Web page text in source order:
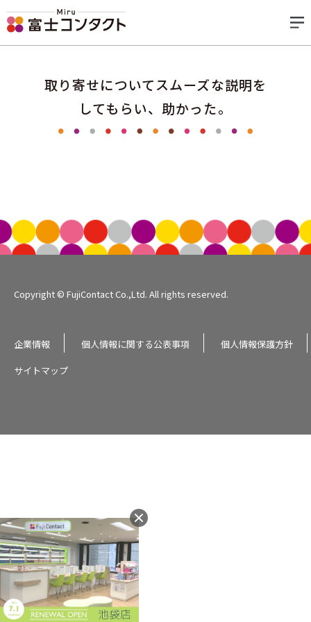
取り寄せについてスムーズな説明を
してもらい、助かった。
Copyright © FujiContact Co.,Ltd. All rights reserved.
企業情報 個人情報に関する公表事項
個人情報保護方針
サイトマップ